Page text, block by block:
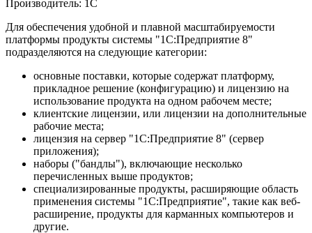
Производитель: 1С
Для обеспечения удобной и плавной масштабируемости
платформы продукты системы "1С:Предприятие 8"
подразделяются на следующие категории:
основные поставки, которые содержат платформу,
прикладное решение (конфигурацию) и лицензию на
использование продукта на одном рабочем месте;
клиентские лицензии, или лицензии на дополнительные
рабочие места;
лицензия на сервер "1С:Предприятие 8" (сервер
приложения);
наборы ("бандлы"), включающие несколько
перечисленных выше продуктов;
специализированные продукты, расширяющие область
применения системы "1С:Предприятие", такие как веб-
расширение, продукты для карманных компьютеров и
другие.